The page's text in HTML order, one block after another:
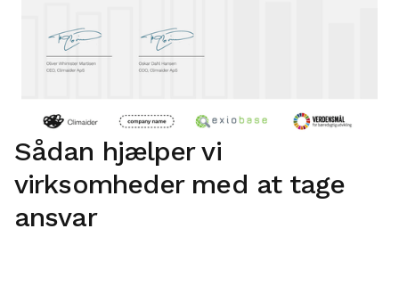
Sådan hjælper vi
virksomheder med at tage
ansvar